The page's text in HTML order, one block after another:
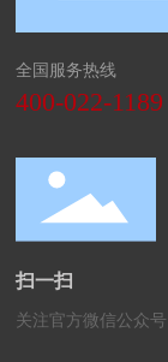
全国服务热线
400-022-1189
扫一扫
关注官方微信公众号